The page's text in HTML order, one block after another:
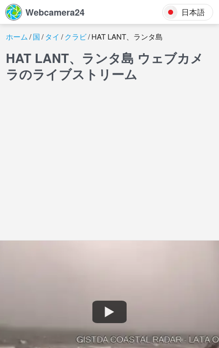
Webcamera24 日本語
ホーム 国 タイ クラビ HAT LANT、ランタ島
HAT LANT、ランタ島 ウェブカメ
ラのライブストリーム